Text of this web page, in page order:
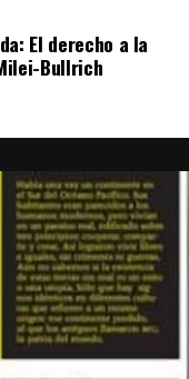
El derecho a la
Bullrich